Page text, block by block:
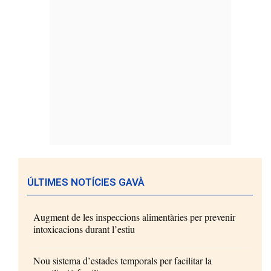
ÚLTIMES NOTÍCIES GAVÀ
Augment de les inspeccions alimentàries per prevenir
intoxicacions durant l’estiu
Nou sistema d’estades temporals per facilitar la